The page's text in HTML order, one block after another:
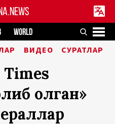
WORLD
ВИДЕО СУРАТЛАР
қолган»